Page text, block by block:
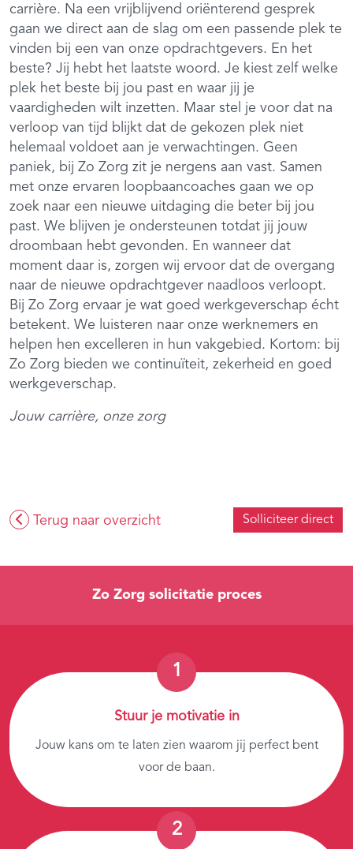
carrière. Na een vrijblijvend oriënterend gesprek
gaan we direct aan de slag om een passende plek te
vinden bij een van onze opdrachtgevers. En het
beste? Jij hebt het laatste woord. Je kiest zelf welke
plek het beste bij jou past en waar jij je
vaardigheden wilt inzetten. Maar stel je voor dat na
verloop van tijd blijkt dat de gekozen plek niet
helemaal voldoet aan je verwachtingen. Geen
paniek, bij Zo Zorg zit je nergens aan vast. Samen
met onze ervaren loopbaancoaches gaan we op
zoek naar een nieuwe uitdaging die beter bij jou
past. We blijven je ondersteunen totdat jij jouw
droombaan hebt gevonden. En wanneer dat
moment daar is, zorgen wij ervoor dat de overgang
naar de nieuwe opdrachtgever naadloos verloopt.
Bij Zo Zorg ervaar je wat goed werkgeverschap écht
betekent. We luisteren naar onze werknemers en
helpen hen excelleren in hun vakgebied. Kortom: bij
Zo Zorg bieden we continuïteit, zekerheid en goed
werkgeverschap.
Jouw carrière, onze zorg
Terug naar overzicht Solliciteer direct
Zo Zorg solicitatie proces
Stuur je motivatie in
Jouw kans om te laten zien waarom jij perfect bent
voor de baan.